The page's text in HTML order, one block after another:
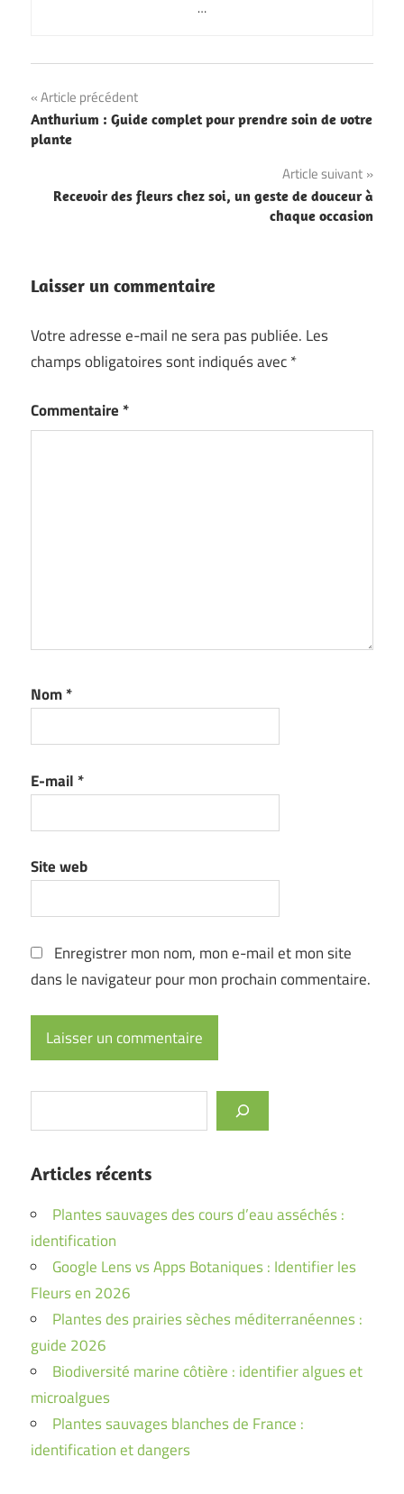
…
Navigation
de
Article précédent
Anthurium : Guide complet pour prendre soin de votre
plante
Article suivant
Recevoir des fleurs chez soi, un geste de douceur à
chaque occasion
Laisser un commentaire
Votre adresse e-mail ne sera pas publiée. Les
champs obligatoires sont indiqués avec*
Commentaire *
Nom*
E-mail *
Site web
Enregistrer mon nom, mon e-mail et mon site
dans le navigateur pour mon prochain commentaire.
Articles récents
Plantes sauvages des cours d’eau asséchés :
identification
Google Lens vs Apps Botaniques : Identifier les
Fleurs en 2026
Plantes des prairies sèches méditerranéennes :
guide 2026
Biodiversité marine côtière : identifier algues et
microalgues
Plantes sauvages blanches de France :
identification et dangers